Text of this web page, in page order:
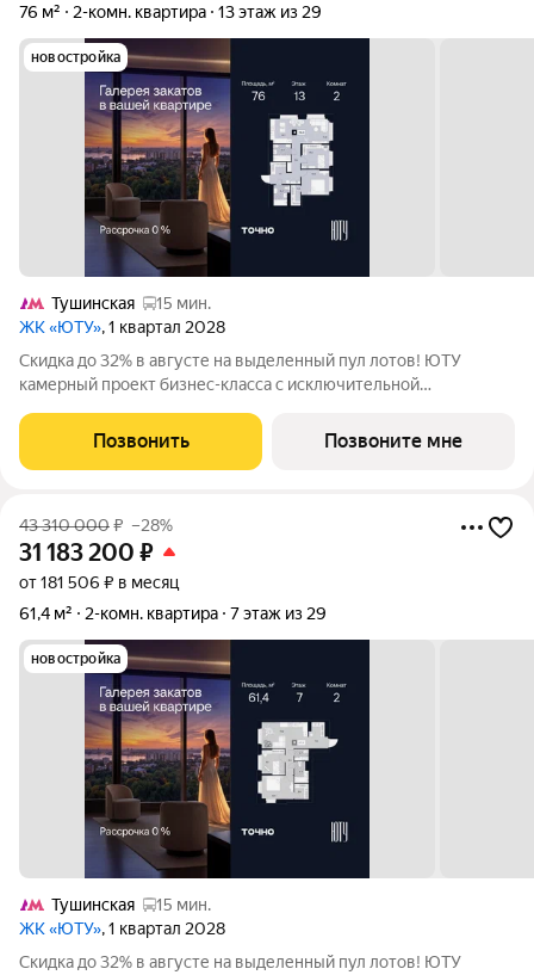
76 м² 2-комн. квартира 13 этаж из 29
новостройка
Тушинская
15 мин.
ЖК «ЮТУ», 1 квартал 2028
Скидка до 32% в августе на выделенный пул лотов! ЮТУ
камерный проект бизнес-класса с исключительной
благоустроенной набережной канала имени Москвы. Проект
создает идеальный баланс жизни в
Позвонить Позвоните мне
43 310 000₽ –28%
31 183 200 ₽
от 181 506 ₽ в месяц
61,4 м²
2-комн. квартира 7 этаж из 29
новостройка
Тушинская
15 мин.
ЖК «ЮТУ», 1 квартал 2028
Скидка до 32% в августе на выделенный пул лотов! ЮТУ